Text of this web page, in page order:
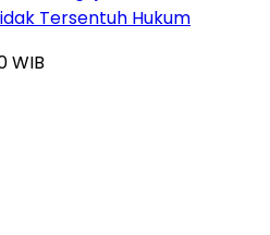
Tersentuh Hukum
WIB